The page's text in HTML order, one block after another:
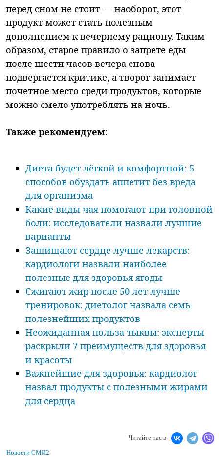
перед сном не стоит — наоборот, этот
продукт может стать полезным
дополнением к вечернему рациону. Таким
образом, старое правило о запрете еды
после шести часов вечера снова
подвергается критике, а творог занимает
почетное место среди продуктов, которые
можно смело употреблять на ночь.
Также рекомендуем:
Диета будет лёгкой и комфортной: 5
способов обуздать аппетит без вреда
для организма
Какие виды чая помогают при головной
боли: исследователи назвали лучшие
варианты
Защищают сердце лучше лекарств:
кардиологи назвали наиболее
полезные для здоровья ягоды
Сжигают жир после 50 лет лучше
тренировок: диетолог назвала семь
полезнейших продуктов
Неожиданная польза тыквы: эксперты
раскрыли 7 преимуществ для здоровья
и красоты
Важнейшие для здоровья: кардиолог
назвал продукты с полезными жирами
для сердца
Читайте нас в
Новости СМИ2